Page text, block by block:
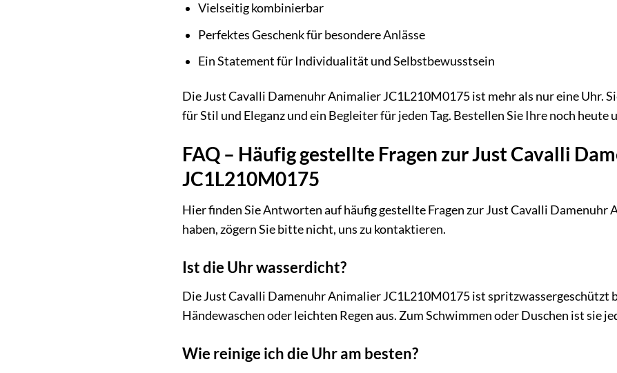
Vielseitig kombinierbar
Perfektes Geschenk für besondere Anlässe
Ein Statement für Individualität und Selbstbewusstsein
Die Just Cavalli Damenuhr Animalier JC1L210M0175 ist mehr als nur eine Uhr.
für Stil und Eleganz und ein Begleiter für jeden Tag. Bestellen Sie Ihre noch heute
FAQ – Häufig gestellte Fragen zur Just Cavalli
JC1L210M0175
Hier finden Sie Antworten auf häufig gestellte Fragen zur Just Cavalli Damenuhr
haben, zögern Sie bitte nicht, uns zu kontaktieren.
Ist die Uhr wasserdicht?
Die Just Cavalli Damenuhr Animalier JC1L210M0175 ist spritzwassergeschützt
Händewaschen oder leichten Regen aus. Zum Schwimmen oder Duschen ist sie
Wie reinige ich die Uhr am besten?